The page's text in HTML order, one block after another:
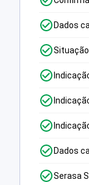
Dados
Dados
Serasa